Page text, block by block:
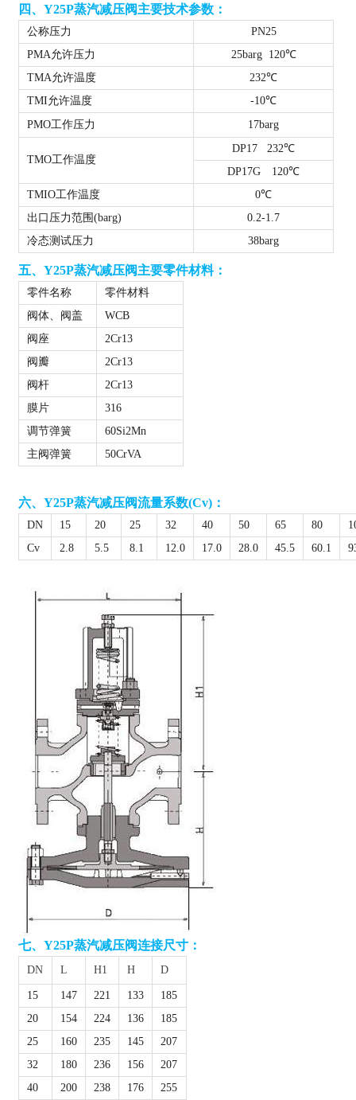
四、 Y25P蒸汽减压阀主要技术参数：
公称压力
PN25
PMA允许压力
25barg 120℃
TMA允许温度
232℃
TMI允许温度
-10℃
PMO工作压力
17barg
TMO工作温度
DP17 232℃
DP17G 120℃
TMIO工作温度
0℃
出口压力范围(barg)
0.2-1.7
冷态测试压力
38barg
五、 Y25P蒸汽减压阀主要零件材料：
零件名称
零件材料
阀体、阀盖
WCB
阀座
2Cr13
阀瓣
2Cr13
阀杆
2Cr13
膜片
316
调节弹簧
60Si2Mn
主阀弹簧
50CrVA
六、 Y25P蒸汽减压阀流量系数(Cv)：
DN 15 20 25 32 40 50 65 80
Cv
2.8 5.5 8.1 12.0 17.0 28.0 45.5 60.1
七、 Y25P蒸汽减压阀连接尺寸：
DN L H1 H D
15 147 221 133
185
20
154 224 136
185
25
160 235 145
207
32
180 236 156
207
40
200 238 176 255